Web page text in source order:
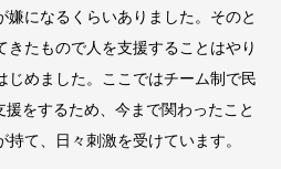
になるくらいありました。そのと
きたもので人を支援することはやり
じめました。ここではチーム制で民
をするため、今まで関わったこと
て、日々刺激を受けています。